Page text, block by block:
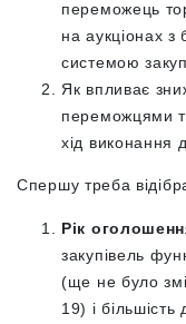
переможець
на аукціонах з
системою
Як впливає
переможцями
хід виконання
Спершу треба
Рік
закупівель
(ще не було
19) і більшість